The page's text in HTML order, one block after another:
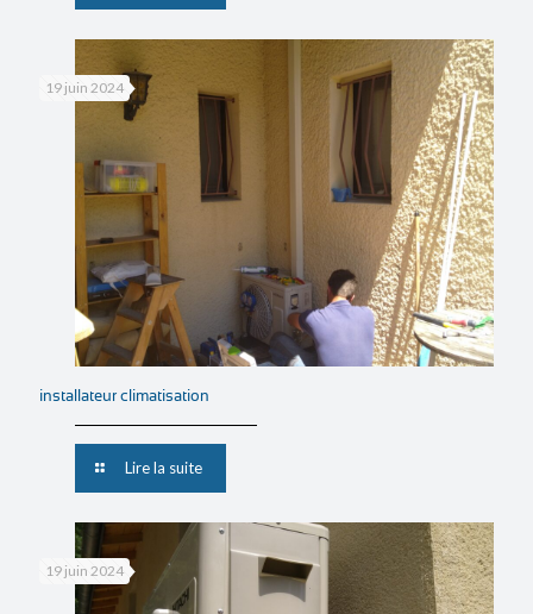
19 juin 2024
installateur climatisation
Lire la suite
19 juin 2024